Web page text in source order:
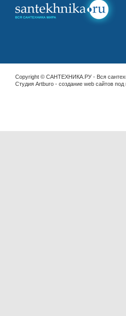
Copyright © САНТЕХНИКА.РУ - Вся
Студия Artburo - cоздание web сайтов под